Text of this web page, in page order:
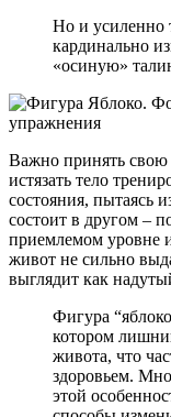
Но и усиленно
кардинально
«осиную»
Важно принять свою
истязать тело
состояния, пытаясь
состоит в другом –
приемлемом уровне
живот не сильно
выглядит как
Фигура
котором
живота, что
здоровьем.
этой